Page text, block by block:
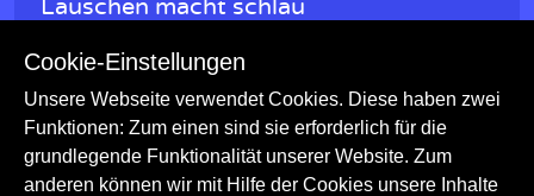
Lauschen macht schlau
Lauschen macht schlau: Der Audioguide zur Ausstellung
behandelt die spezifischen historischen Hintergründe der Jagd
in Deutschland und deren Weiterbestehen bis heute.
Jagdwesen Naturkunde
Geschichte
Natur und Umwelt
Cookie-Einstellungen
Unsere Webseite verwendet Cookies. Diese haben zwei
Funktionen: Zum einen sind sie erforderlich für die
grundlegende Funktionalität unserer Website. Zum
anderen können wir mit Hilfe der Cookies unsere Inhalte